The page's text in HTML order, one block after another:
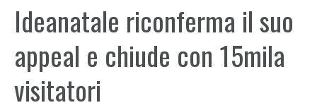
Ideanatale riconferma il suo
appeal e chiude con 15mila
visitatori